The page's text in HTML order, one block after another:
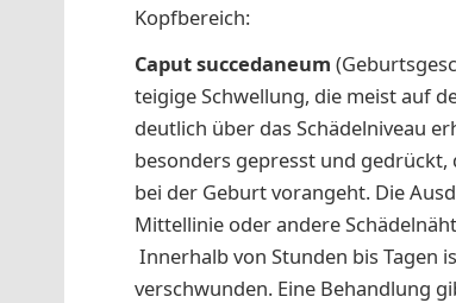
Kopfbereich:
Caput succedaneum
teigige Schwellung, die meist auf
deutlich über das Schädelniveau
besonders gepresst und
bei der Geburt vorangeht. Die
Mittellinie oder andere
Innerhalb von Stunden bis Tagen
verschwunden. Eine Behandlung